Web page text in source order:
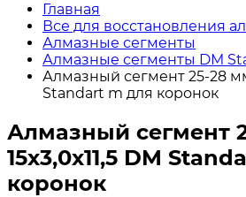
Главная
Все для восстановления
Алмазные сегменты
Алмазные сегменты DM
Алмазный сегмент 25-28 мм
Standart m для коронок
Алмазный сегмент
15x3,0x11,5 DM
коронок